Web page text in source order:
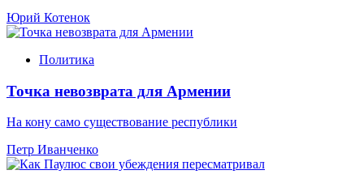
Юрий Котенок
Политика
Точка невозврата для Армении
На кону само существование республики
Петр Иванченко